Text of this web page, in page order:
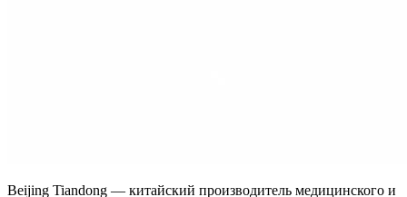
Beijing Tiandong — китайский производитель медицинского и